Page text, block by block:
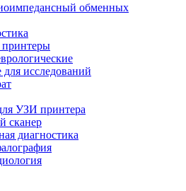
обменных
исследований
УЗИ принтера
сканер
диагностика